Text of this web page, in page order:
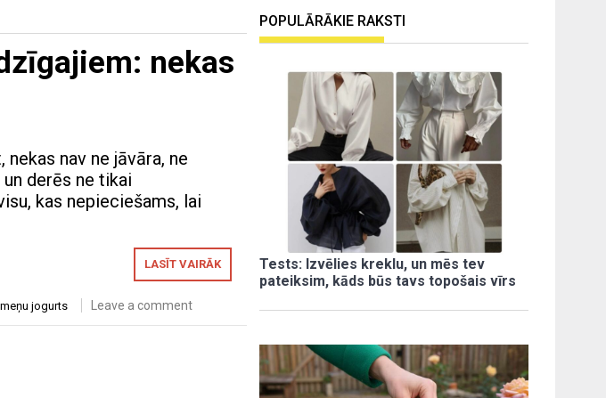
nekas
nav ne jāvāra, ne
derēs ne tikai
kas nepieciešams, lai
LASĪT VAIRĀK
jogurts Leave a comment
POPULĀRĀKIE RAKSTI
Tests: Izvēlies kreklu, un mēs tev
pateiksim, kāds būs tavs topošais vīrs